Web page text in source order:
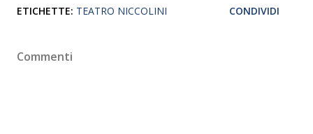
ETICHETTE: TEATRO NICCOLINI CONDIVIDI
Commenti